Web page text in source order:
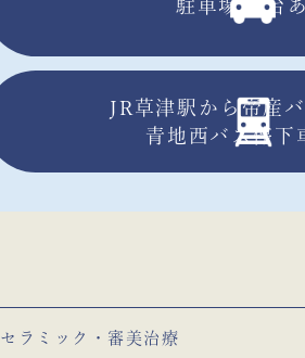
駐車場13台
JR草津駅から帝産
青地西バス停下
セラミック・審美治療